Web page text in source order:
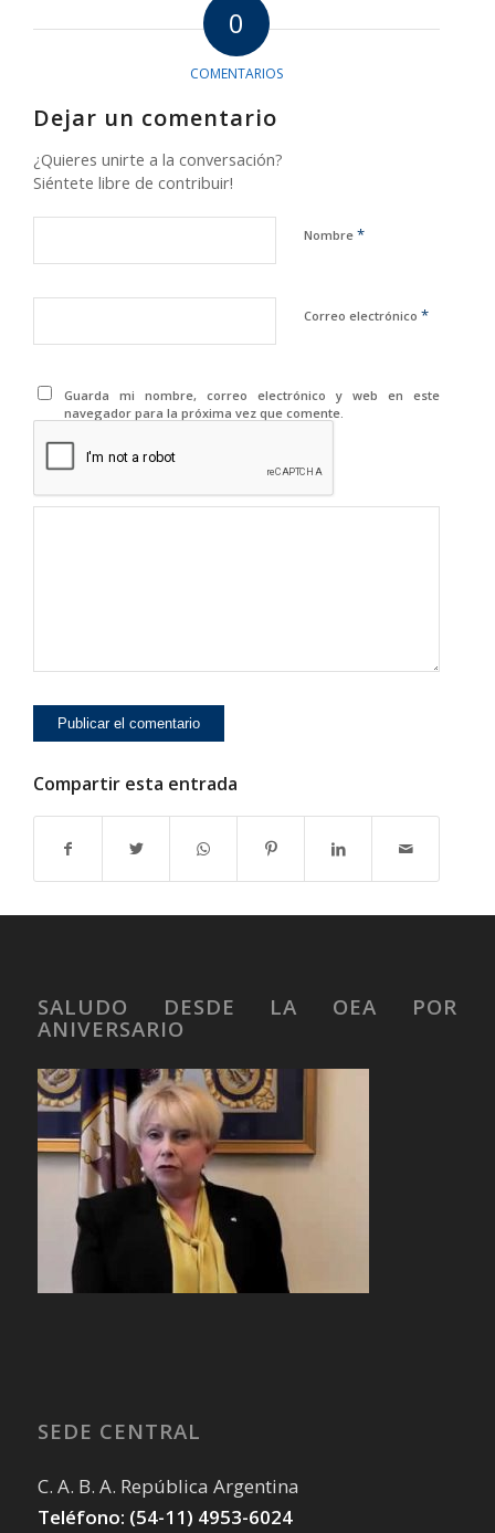
0
COMENTARIOS
Dejar un comentario
¿Quieres unirte a la conversación?
Siéntete libre de contribuir!
Nombre *
Correo electrónico *
Guarda mi nombre, correo electrónico y web en este
navegador para la próxima vez que comente.
Compartir esta entrada
SALUDO DESDE LA OEA POR
ANIVERSARIO
SEDE CENTRAL
C. A. B. A. República Argentina
Teléfono: (54-11) 4953-6024